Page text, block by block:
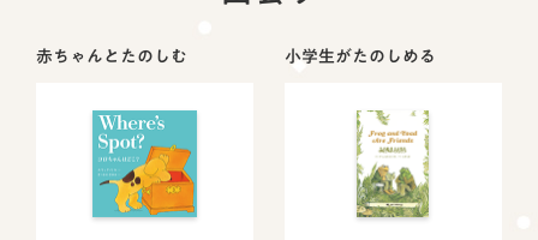
赤ちゃんとたのしむ 小学生がたのしめる